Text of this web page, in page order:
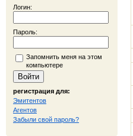
Логин:
Пароль:
Запомнить меня на этом
компьютере
регистрация для:
Эмитентов
Агентов
Забыли свой пароль?